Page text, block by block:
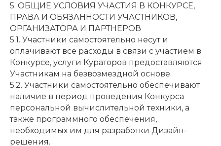
5. ОБЩИЕ УСЛОВИЯ УЧАСТИЯ В КОНКУРСЕ,
ПРАВА И ОБЯЗАННОСТИ УЧАСТНИКОВ,
ОРГАНИЗАТОРА И ПАРТНЕРОВ
5.1. Участники самостоятельно несут и
оплачивают все расходы в связи с участием в
Конкурсе, услуги Кураторов предоставляются
Участникам на безвозмездной основе.
5.2. Участники самостоятельно обеспечивают
наличие в период проведения Конкурса
персональной вычислительной техники, а
также программного обеспечения,
необходимых им для разработки Дизайн-
решения.